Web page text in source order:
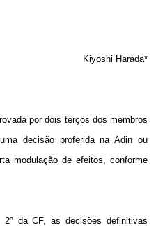
Kiyoshi Harada*
por dois terços dos membros
decisão proferida na Adin ou
modulação de efeitos, conforme
da CF, as decisões definitivas